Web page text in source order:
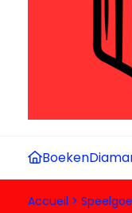
Boeken
Accueil >